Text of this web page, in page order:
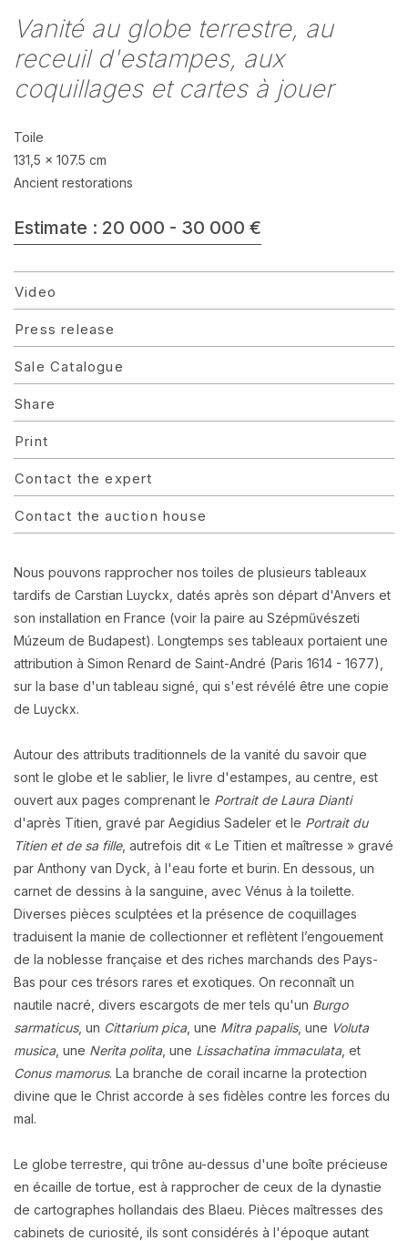
Vanité au globe terrestre, au
receuil d'estampes, aux
coquillages et cartes à jouer
Toile
131,5 x 107.5 cm
Ancient restorations
Estimate : 20 000 - 30 000 €
Video
Press release
Sale Catalogue
Share
Print
Contact the expert
Contact the auction house
Nous pouvons rapprocher nos toiles de plusieurs tableaux
tardifs de Carstian Luyckx, datés après son départ d'Anvers et
son installation en France (voir la paire au Szépművészeti
Múzeum de Budapest). Longtemps ses tableaux portaient une
attribution à Simon Renard de Saint-André (Paris 1614 - 1677),
sur la base d'un tableau signé, qui s'est révélé être une copie
de Luyckx.
Autour des attributs traditionnels de la vanité du savoir que
sont le globe et le sablier, le livre d'estampes, au centre, est
ouvert aux pages comprenant le Portrait de Laura Dianti
d'après Titien, gravé par Aegidius Sadeler et le Portrait du
Titien et de sa fille, autrefois dit « Le Titien et maîtresse » gravé
par Anthony van Dyck, à l'eau forte et burin. En dessous, un
carnet de dessins à la sanguine, avec Vénus à la toilette.
Diverses pièces sculptées et la présence de coquillages
traduisent la manie de collectionner et reflètent l’engouement
de la noblesse française et des riches marchands des Pays-
Bas pour ces trésors rares et exotiques. On reconnaît un
nautile nacré, divers escargots de mer tels qu'un Burgo
sarmaticus, un Cittarium pica , une Mitra papalis, une Voluta
musica , une Nerita polita , une Lissachatina immaculata , et
Conus mamorus. La branche de corail incarne la protection
divine que le Christ accorde à ses fidèles contre les forces du
mal.
Le globe terrestre, qui trône au-dessus d'une boîte précieuse
en écaille de tortue, est à rapprocher de ceux de la dynastie
de cartographes hollandais des Blaeu. Pièces maîtresses des
cabinets de curiosité, ils sont considérés à l'époque autant